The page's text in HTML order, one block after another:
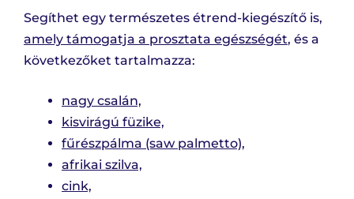
Segíthet egy természetes étrend-kiegészítő is,
amely támogatja a prosztata egészségét, és a
következőket tartalmazza:
nagy csalán,
kisvirágú füzike,
fűrészpálma (saw palmetto),
afrikai szilva,
cink,